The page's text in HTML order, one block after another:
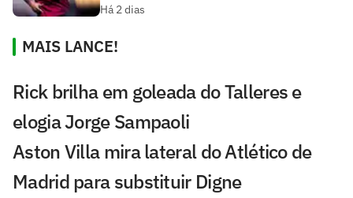
Há 2 dias
MAIS LANCE!
Rick brilha em goleada do Talleres e
elogia Jorge Sampaoli
Aston Villa mira lateral do Atlético de
Madrid para substituir Digne